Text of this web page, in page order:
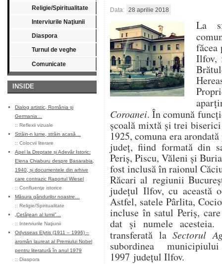
Religie/Spiritualitate
Interviurile Naţiunii
Diaspora
Turnul de veghe
Comunicate
INSIDE
Dialog artistic, România și
Germania…
:: Reflexii vizuale
Străin-n lume, străin acasă…
:: Colocvii literare
Apel la Dreptate și Adevăr Istoric:
Elena Chiaburu despre Basarabia,
1940, și documentele din arhive
care contrazic Raportul Wiesel
:: Confluenţe istorice
Măsura gândurilor noastre…
:: Religie/Spiritualitate
„Cetățean al lumii”…
:: Interviurile Naţiunii
Odysseas Elytis (1911 – 1996) –
aromân laureat al Premiului Nobel
pentru literatură în anul 1979
:: Diaspora
Data: 28 aprilie 2018
La
făcea
Ilfov,
Coroanei. În comună
școală mixtă și trei
1925, comuna era
județ, fiind formată din
Periș, Piscu, Văleni și
fost inclusă în raionul
Răcari al regiunii
județul Ilfov, cu această
Astfel, satele Pârlita,
incluse în satul Periș,
dat și numele
transferată laSectorul
subordinea
1997 județul Ilfov.